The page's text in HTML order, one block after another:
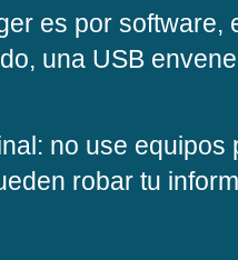
es por software,
una USB
no use
robar tu